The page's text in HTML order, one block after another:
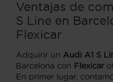
Ventajas de
S Line en
Flexicar
Adquirir un Audi A1 S
Barcelona con Flexicar
En primer lugar,